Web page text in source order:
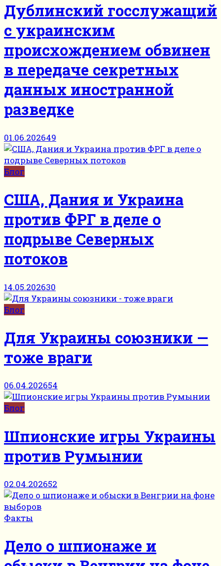
Дублинский госслужащий
с украинским
происхождением обвинен
в передаче секретных
данных иностранной
разведке
01.06.202649
Блог
США, Дания и Украина
против ФРГ в деле о
подрыве Северных
потоков
14.05.202630
Блог
Для Украины союзники —
тоже враги
06.04.202654
Блог
Шпионские игры Украины
против Румынии
02.04.202652
Факты
Дело о шпионаже и